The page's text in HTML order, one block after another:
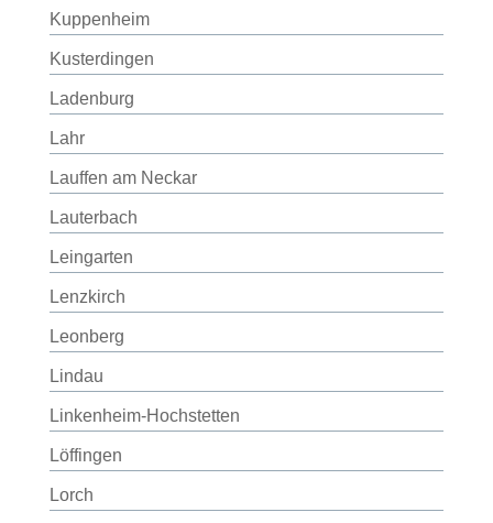
Kuppenheim
Kusterdingen
Ladenburg
Lahr
Lauffen am Neckar
Lauterbach
Leingarten
Lenzkirch
Leonberg
Lindau
Linkenheim-Hochstetten
Löffingen
Lorch